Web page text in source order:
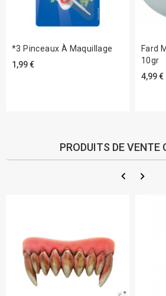
*3 Pinceaux À Maquillage
1,99 €
Fard
10gr
4,99 €
PRODUITS DE VENTE